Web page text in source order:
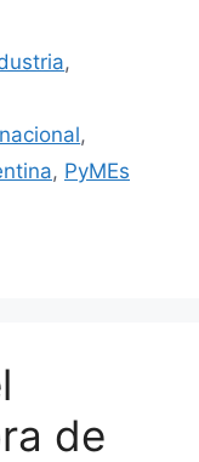
,
,
, PyMEs
de